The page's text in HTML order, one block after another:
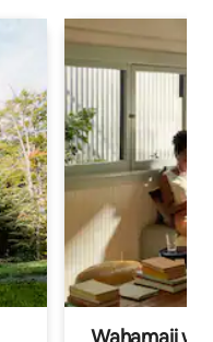
Wahamaji